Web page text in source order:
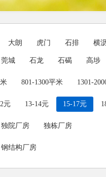
大朗 虎门 石排 横
莞城 石龙 石碣 高埗
801-1300平米 1301-
元 13-14元 15-17元
独院厂房 独栋厂房
钢结构厂房